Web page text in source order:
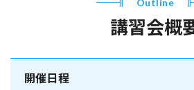
Outline
講習会概
開催日程